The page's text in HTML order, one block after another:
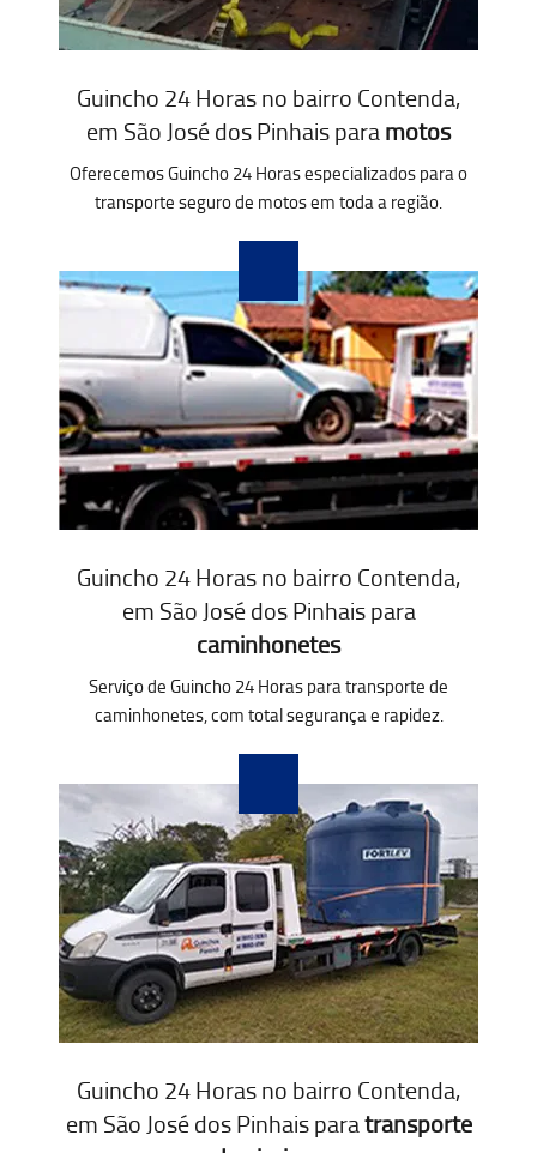
Guincho 24 Horas no bairro Contenda,
em São José dos Pinhais paramotos
Oferecemos Guincho 24 Horas especializados para o
transporte seguro de motos em toda a região.
Guincho 24 Horas no bairro Contenda,
em São José dos Pinhais para
caminhonetes
Serviço de Guincho 24 Horas para transporte de
caminhonetes, com total segurança e rapidez.
Guincho 24 Horas no bairro Contenda,
em São José dos Pinhais paratransporte